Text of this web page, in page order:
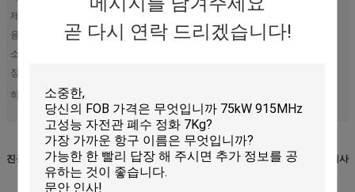
곧 다시 연락 드리겠습니다!
제어 정확도:
응답 시간:
<1s>
소비 전력:
장비 규정:
하이 라이트: 진공 게이지 제어기
40W 디지털 진공 콘트롤러
진공 측정을 위한 찬 음극선 이온화 진공 계기 그리고 디지털 방식으로 진공 관제사